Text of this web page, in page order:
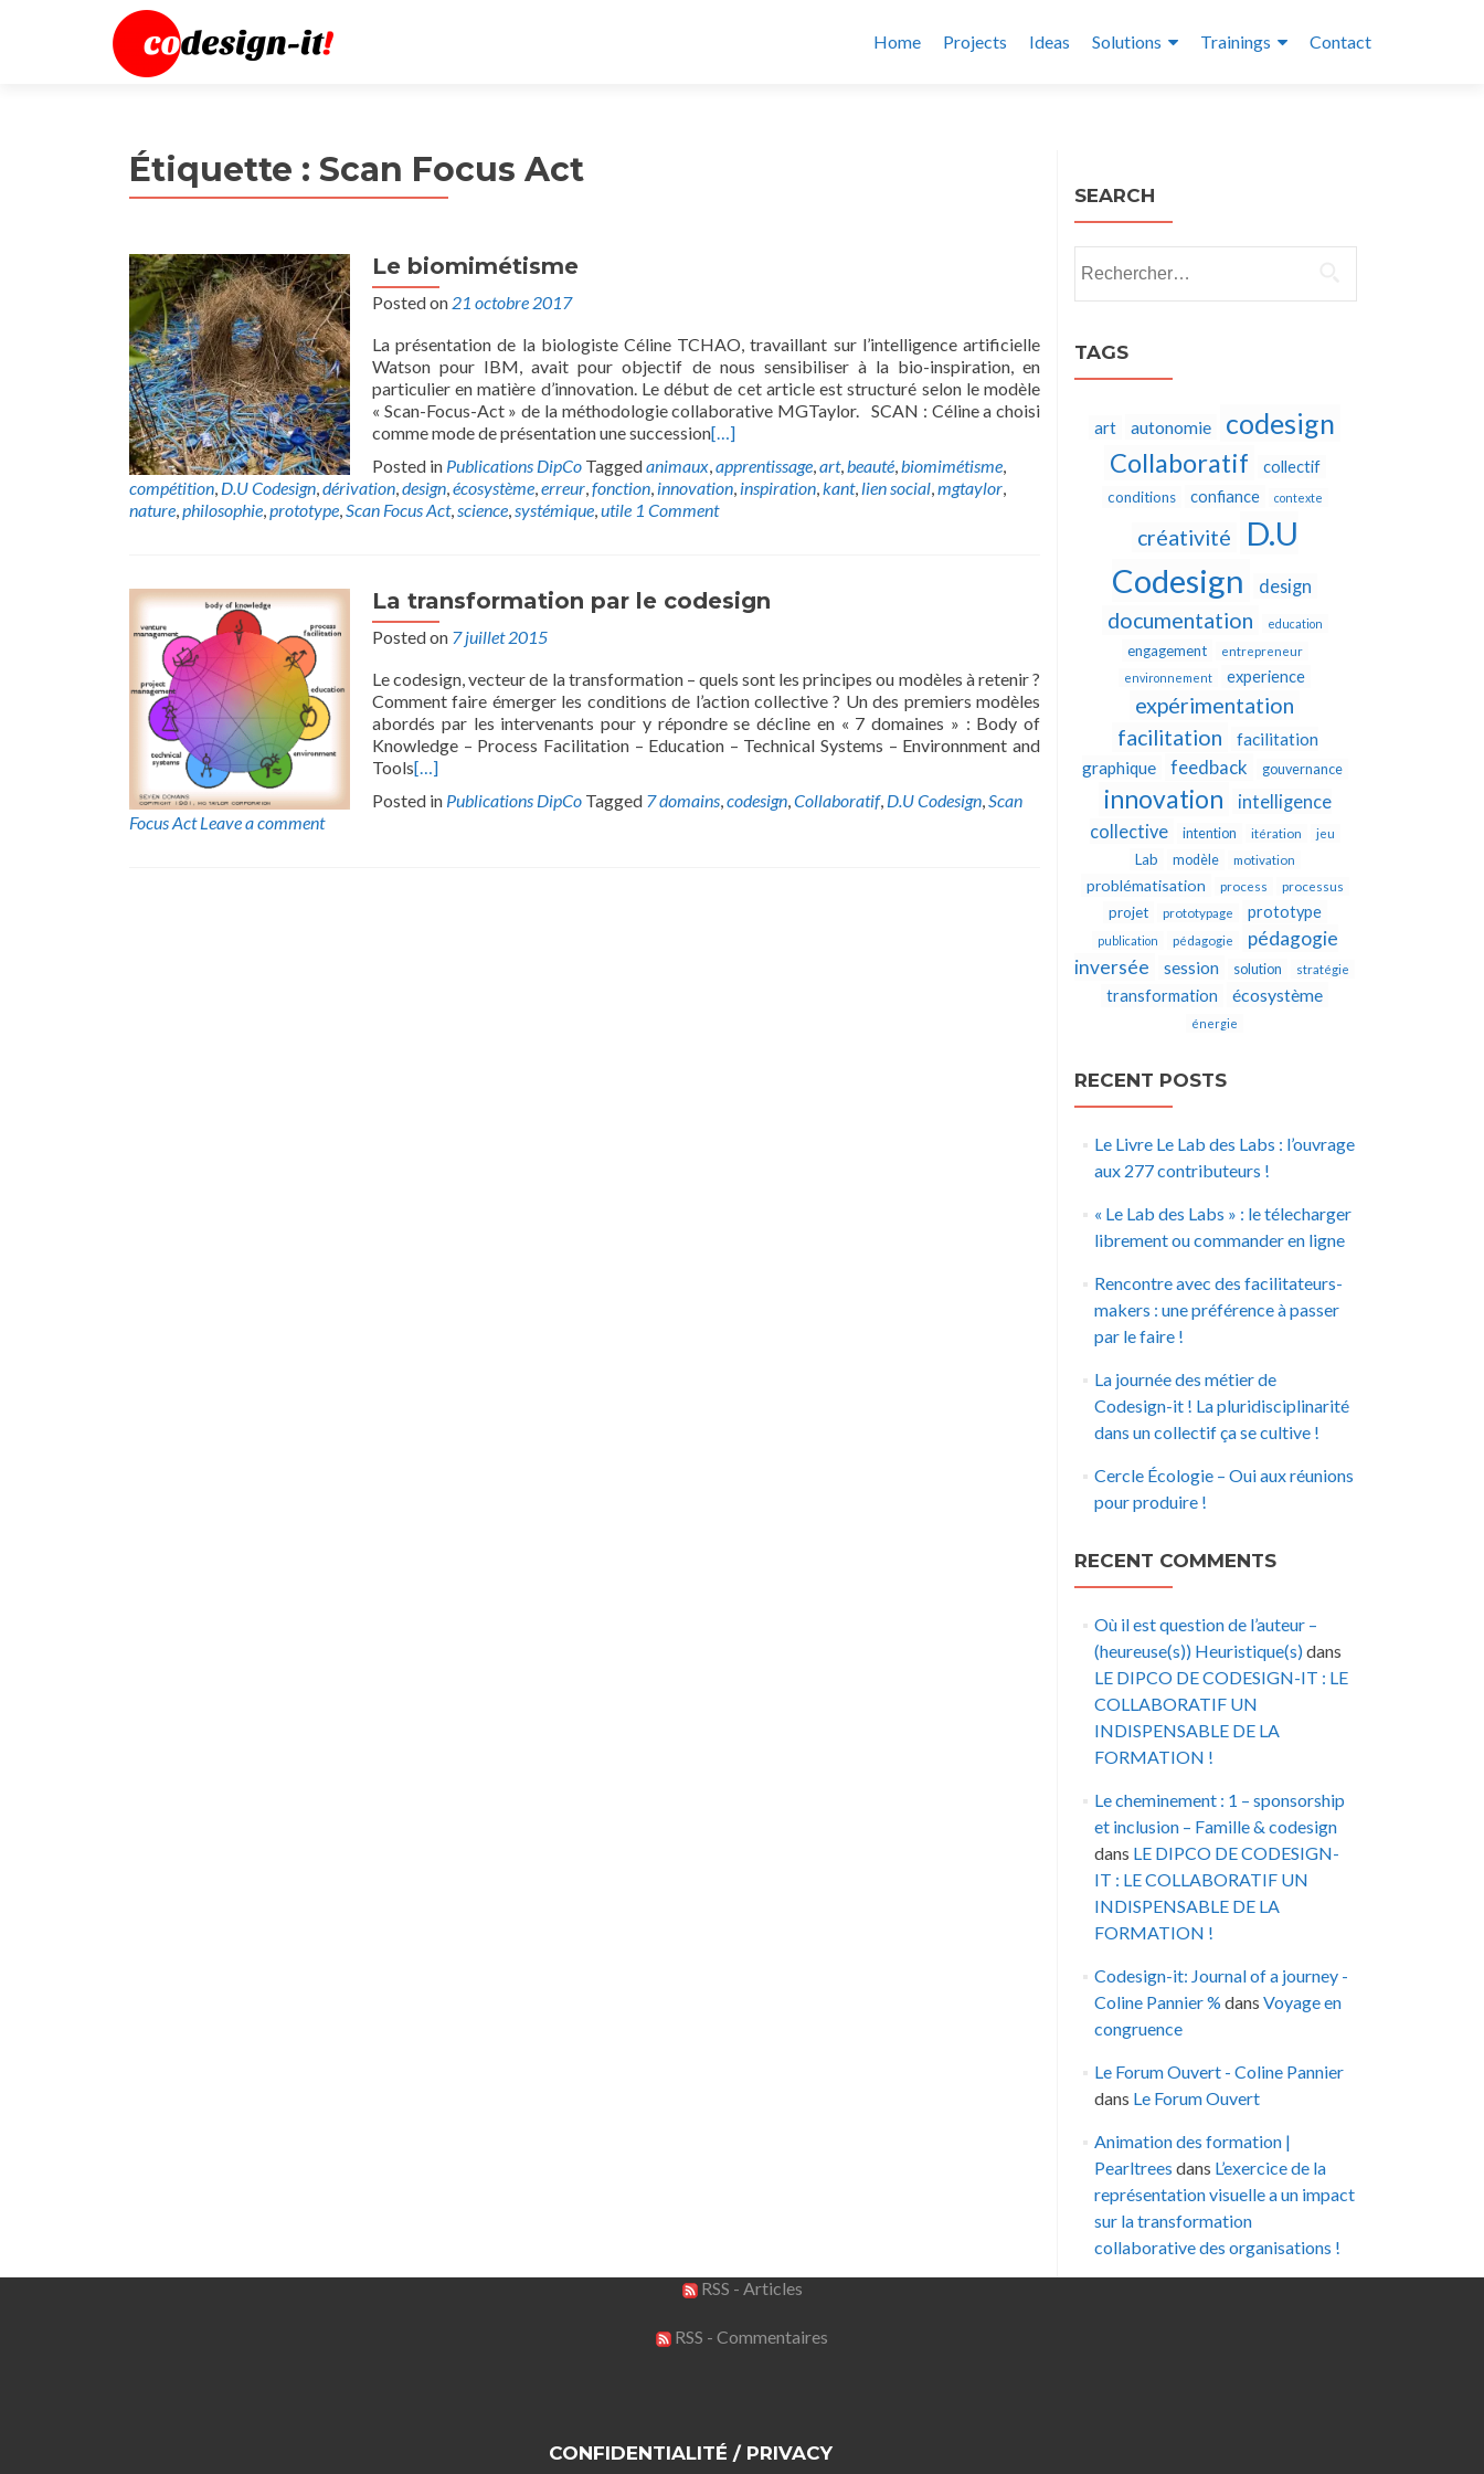
Home Projects Ideas Solutions Trainings Contact
Étiquette : Scan Focus Act
Le biomimétisme
Posted on 21 octobre 2017
La présentation de la biologiste Céline TCHAO, travaillant sur l’intelligence artificielle
Watson pour IBM, avait pour objectif de nous sensibiliser à la bio-inspiration, en
particulier en matière d’innovation. Le début de cet article est structuré selon le modèle
« Scan-Focus-Act » de la méthodologie collaborative MGTaylor. SCAN : Céline a choisi
comme mode de présentation une succession[…]
Posted in Publications DipCo Taggedanimaux,apprentissage,art,beauté,biomimétisme,
compétition, D.U Codesign,dérivation,design,écosystème,erreur,fonction, innovation, inspiration,kant, lien social,mgtaylor,
nature,philosophie,prototype,Scan Focus Act,science,systémique,utile 1 Comment
La transformation par le codesign
Posted on 7 juillet 2015
Le codesign, vecteur de la transformation – quels sont les principes ou modèles à retenir ?
Comment faire émerger les conditions de l’action collective ? Un des premiers modèles
abordés par les intervenants pour y répondre se décline en « 7 domaines » : Body of
Knowledge – Process Facilitation – Education – Technical Systems – Environnment and
Tools[…]
Posted in Publications DipCo Tagged 7 domains,codesign,Collaboratif, D.U Codesign,Scan
Focus Act Leave a comment
SEARCH
TAGS
art autonomie codesign
Collaboratif collectif
conditions confiance contexte
créativité
D.U
Codesign
design
documentation education
engagement
entrepreneur
environnement
experience
expérimentation
facilitation
facilitation
graphique
feedback gouvernance
innovation
intelligence
collective
intention itération jeu
Lab modèle motivation
problématisation process processus
projet prototypage prototype
publication pédagogie
pédagogie
inversée
session solution stratégie
transformation écosystème
énergie
RECENT POSTS
Le Livre Le Lab des Labs : l’ouvrage
aux 277 contributeurs !
« Le Lab des Labs » : le télecharger
librement ou commander en ligne
Rencontre avec des facilitateurs-
makers : une préférence à passer
par le faire !
La journée des métier de
Codesign-it ! La pluridisciplinarité
dans un collectif ça se cultive !
Cercle Écologie – Oui aux réunions
pour produire !
RECENT COMMENTS
Où il est question de l’auteur –
(heureuse(s)) Heuristique(s)dans
LE DIPCO DE CODESIGN-IT : LE
COLLABORATIF UN
INDISPENSABLE DE LA
FORMATION !
Le cheminement : 1 – sponsorship
et inclusion – Famille & codesign
dans LE DIPCO DE CODESIGN-
IT : LE COLLABORATIF UN
INDISPENSABLE DE LA
FORMATION !
Codesign-it: Journal of a journey -
Coline Pannier % dans Voyage en
congruence
Le Forum Ouvert - Coline Pannier
dans Le Forum Ouvert
Animation des formation |
Pearltrees dans L’exercice de la
représentation visuelle a un impact
sur la transformation
collaborative des organisations !
RSS - Articles
RSS - Commentaires
CONFIDENTIALITÉ / PRIVACY